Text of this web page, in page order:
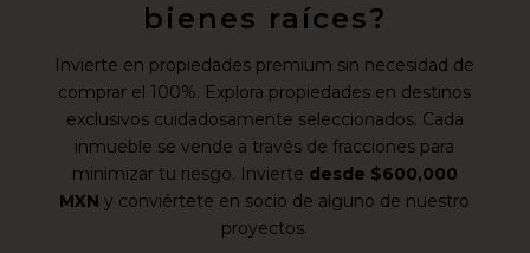
bienes raíces?
Invierte en propiedades premium sin necesidad de
comprar el 100%. Explora propiedades en destinos
exclusivos cuidadosamente seleccionados. Cada
inmueble se vende a través de fracciones para
minimizar tu riesgo. Invierte desde $600,000
MXN y conviértete en socio de alguno de nuestro
proyectos.